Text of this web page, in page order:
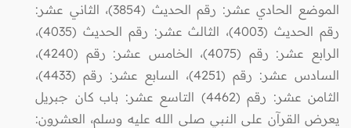
الموضع الحادي عشر: رقم الحديث (3854)، الثاني عشر:
رقم الحديث (4003)، الثالث عشر: رقم الحديث (4035)،
الرابع عشر: رقم (4075)، الخامس عشر: رقم (4240)،
السادس عشر: رقم (4251)، السابع عشر: رقم (4433)،
الثامن عشر: رقم (4462) التاسع عشر: باب كان جبريل
يعرض القرآن على النبي صلى الله عليه وسلم، العشرون: